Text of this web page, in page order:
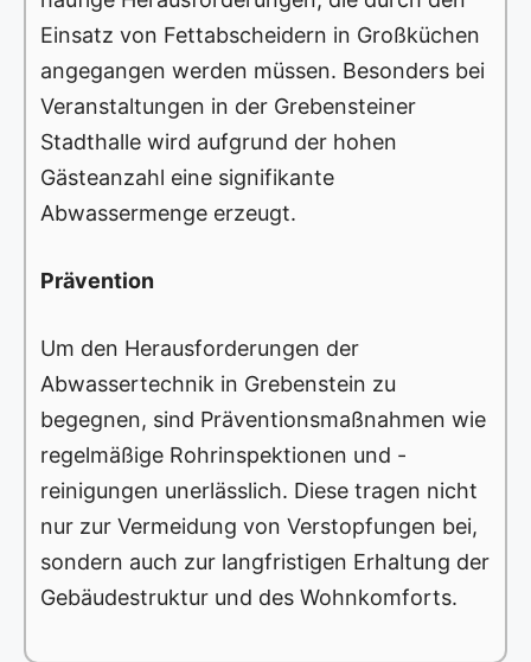
Einsatz von Fettabscheidern in Großküchen
angegangen werden müssen. Besonders bei
Veranstaltungen in der Grebensteiner
Stadthalle wird aufgrund der hohen
Gästeanzahl eine signifikante
Abwassermenge erzeugt.
Prävention
Um den Herausforderungen der
Abwassertechnik in Grebenstein zu
begegnen, sind Präventionsmaßnahmen wie
regelmäßige Rohrinspektionen und -
reinigungen unerlässlich. Diese tragen nicht
nur zur Vermeidung von Verstopfungen bei,
sondern auch zur langfristigen Erhaltung der
Gebäudestruktur und des Wohnkomforts.